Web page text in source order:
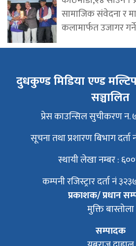
सामाजिक संवेदना र
कलामार्फत उजागर
दुधकुण्ड मिडिया एण्ड
सञ्चालित
प्रेस काउन्सिल सुचीकरण
सूचना तथा प्रशारण बिभाग
स्थायी लेखा नम्बर :
कम्पनी रजिस्ट्रार दर्ता नं
प्रकाशक/ प्रधान
मुक्ति बास्तोला
सम्पादक